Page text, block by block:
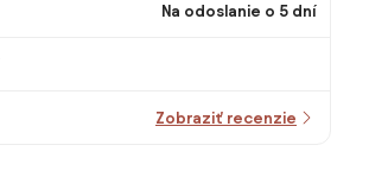
Na odoslanie o 5 dní
Zobraziť recenzie